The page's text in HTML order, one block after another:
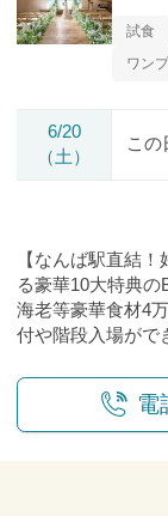
試食
ワン
6/20
（土）
この
【なんば駅直結
る豪華10大特典
海老等豪華食材4
付や階段入場がで
電